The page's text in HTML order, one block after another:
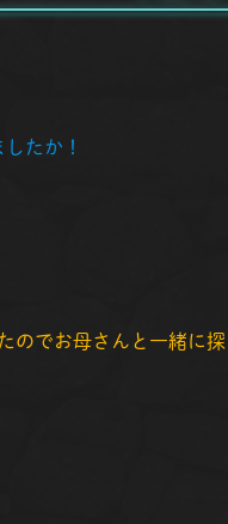
たか！
のでお母さんと一緒に探